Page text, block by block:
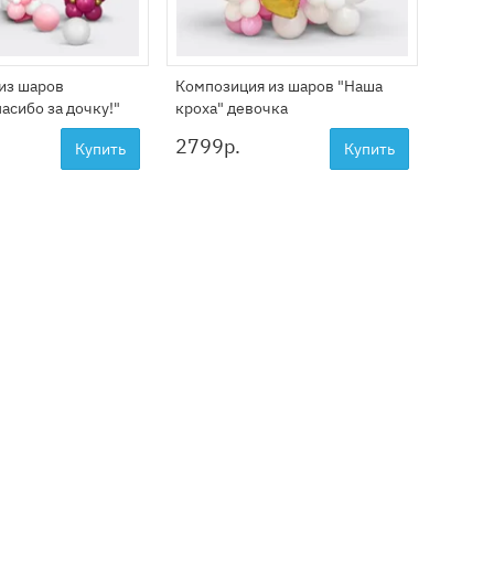
шаров
за дочку!"
Купить
Композиция из шаров "Наша
кроха" девочка
2799р. Купить